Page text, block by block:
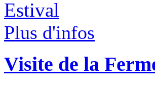
Plus d'infos
Visite de la